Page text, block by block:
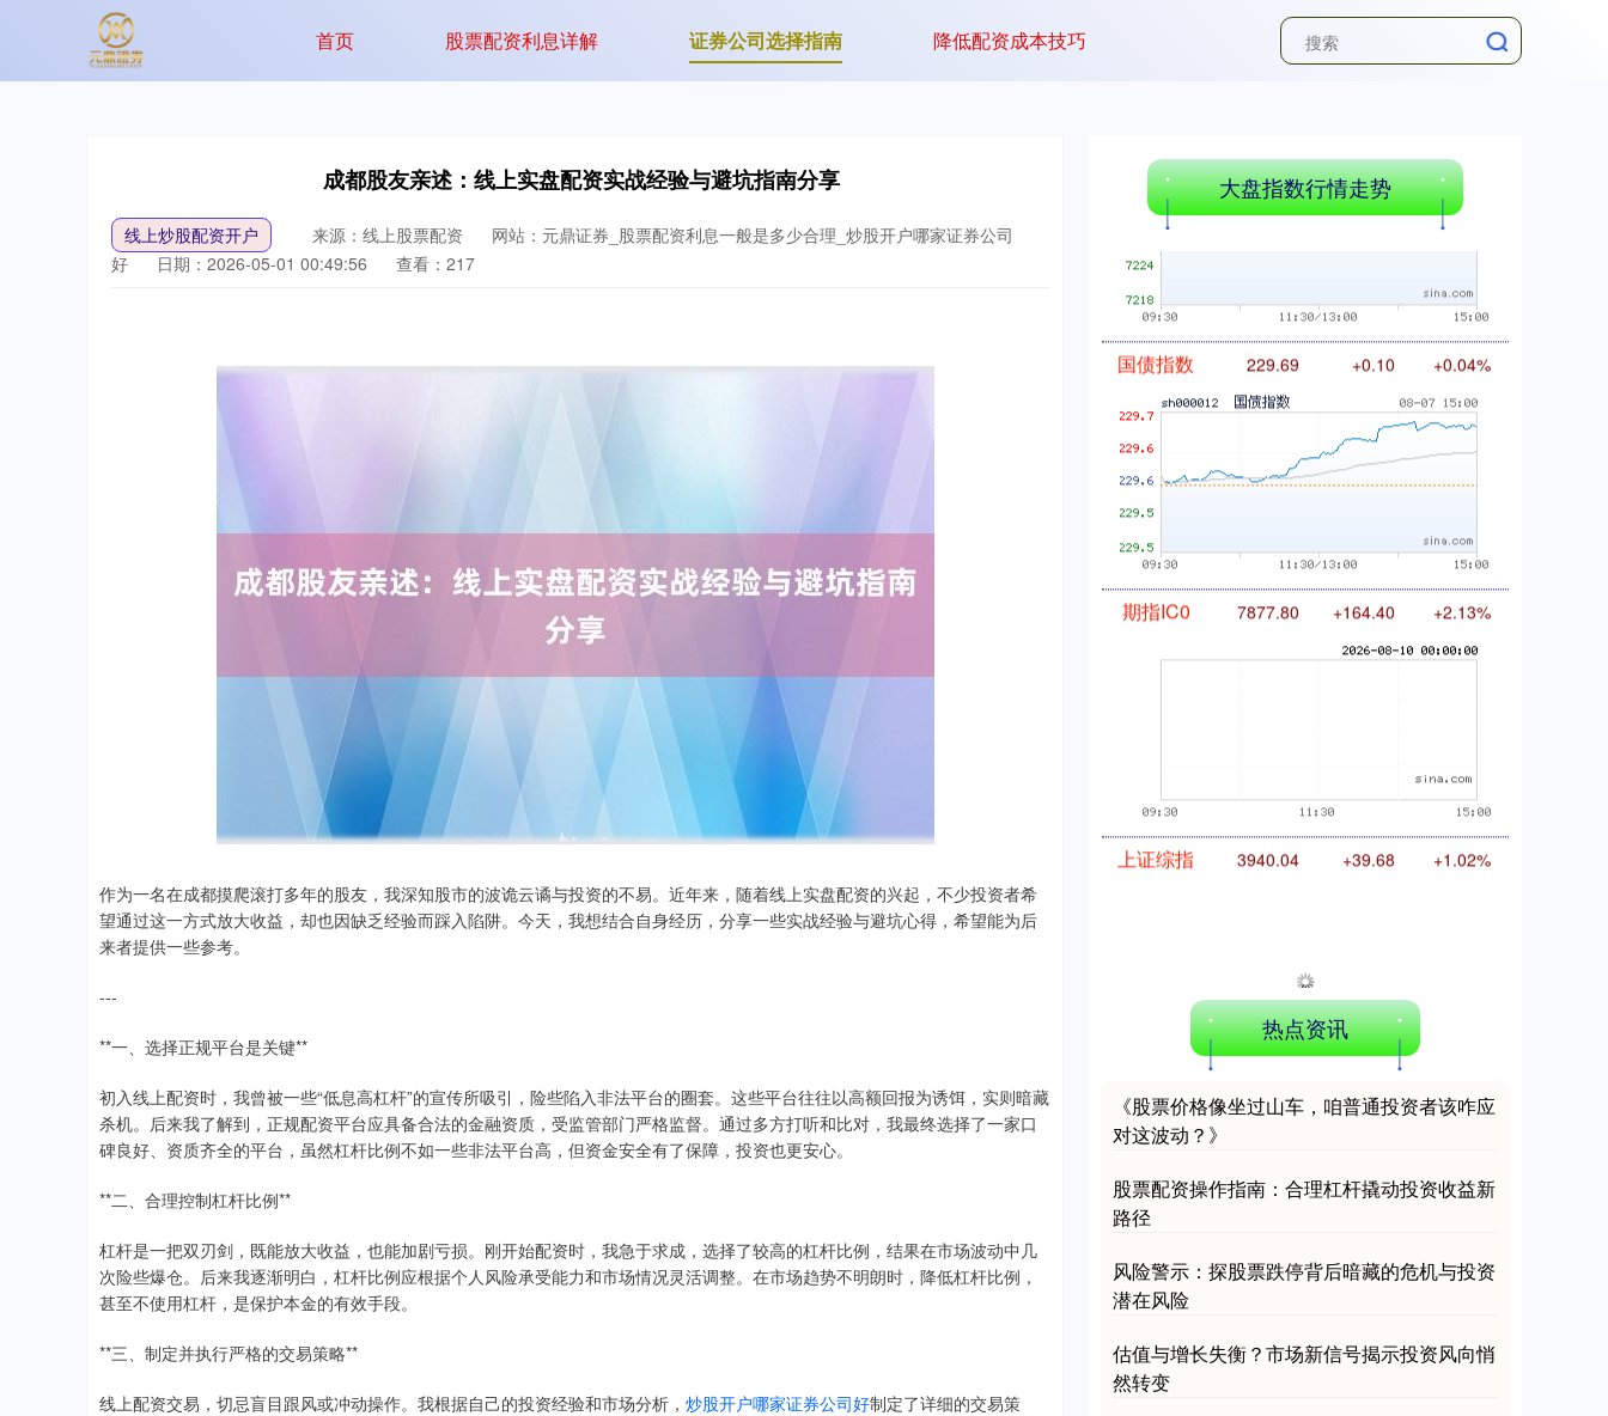
首页 股票配资利息详解 证券公司选择指南 降低配资成本技巧
成都股友亲述：线上实盘配资实战经验与避坑指南分享
线上炒股配资开户 来源：线上股票配资
网站：元鼎证券_股票配资利息一般是多少合理_炒股开户哪家证券公司
好
日期：2026-05-01 00:49:56 查看：217
作为一名在成都摸爬滚打多年的股友，我深知股市的波诡云谲与投资的不易。近年来，随着线上实盘配资的兴起，不少投资者希
望通过这一方式放大收益，却也因缺乏经验而踩入陷阱。今天，我想结合自身经历，分享一些实战经验与避坑心得，希望能为后
来者提供一些参考。
---
**一、选择正规平台是关键**
初入线上配资时，我曾被一些“低息高杠杆”的宣传所吸引，险些陷入非法平台的圈套。这些平台往往以高额回报为诱饵，实则暗藏
杀机。后来我了解到，正规配资平台应具备合法的金融资质，受监管部门严格监督。通过多方打听和比对，我最终选择了一家口
碑良好、资质齐全的平台，虽然杠杆比例不如一些非法平台高，但资金安全有了保障，投资也更安心。
**二、合理控制杠杆比例**
杠杆是一把双刃剑，既能放大收益，也能加剧亏损。刚开始配资时，我急于求成，选择了较高的杠杆比例，结果在市场波动中几
次险些爆仓。后来我逐渐明白，杠杆比例应根据个人风险承受能力和市场情况灵活调整。在市场趋势不明朗时，降低杠杆比例，
甚至不使用杠杆，是保护本金的有效手段。
**三、制定并执行严格的交易策略**
线上配资交易，切忌盲目跟风或冲动操作。我根据自己的投资经验和市场分析， 炒股开户哪家证券公司好制定了详细的交易策
大盘指数行情走势
基金指数 7242.10 +12.30 +0.17%
国债指数 229.69 +0.10 +0.04%
期指IC0 7877.80 +164.40 +2.13%
深证成指
沪深300
热点资讯
《股票价格像坐过山车，咱普通投资者该咋应
对这波动？》
股票配资操作指南：合理杠杆撬动投资收益新
路径
风险警示：探股票跌停背后暗藏的危机与投资
潜在风险
估值与增长失衡？市场新信号揭示投资风向悄
然转变